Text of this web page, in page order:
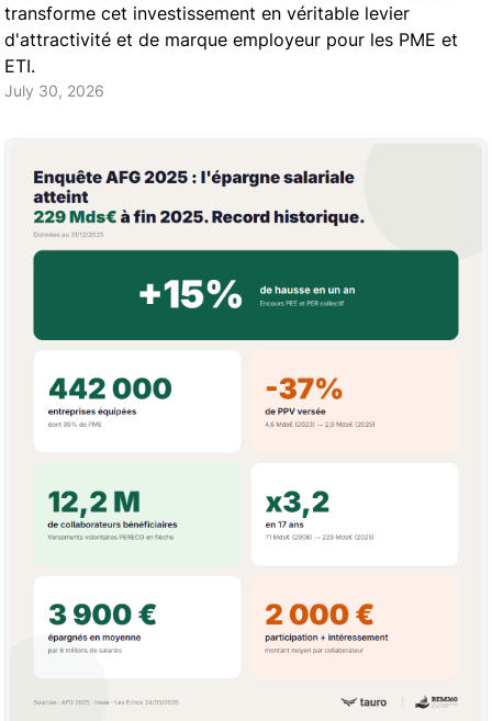
transforme cet investissement en véritable levier
d'attractivité et de marque employeur pour les PME et
ETI.
July 30, 2026